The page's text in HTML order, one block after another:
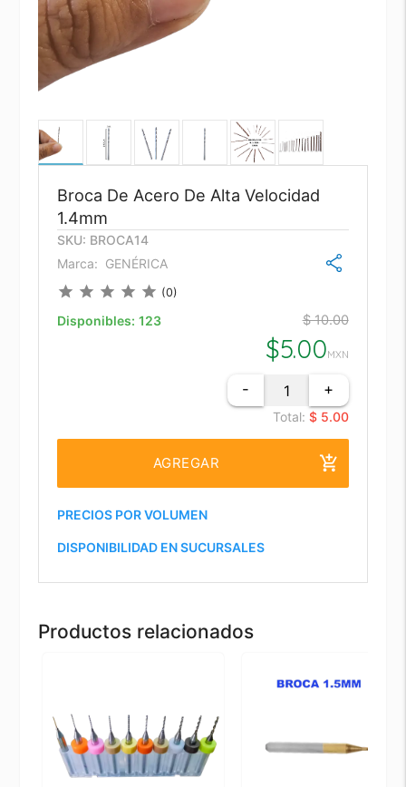
Broca De Acero De Alta Velocidad
1.4mm
SKU: BROCA14
Marca: GENÉRICA
star star star star star (0)
Disponibles: 123 $ 10.00
$5.00MXN
- +
Total: $ 5.00
AGREGAR add_shopping_cart
PRECIOS POR VOLUMEN
DISPONIBILIDAD EN SUCURSALES
Productos relacionados